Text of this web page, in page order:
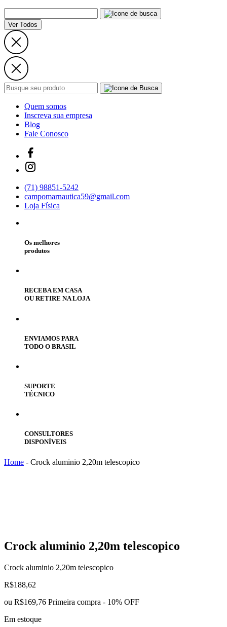
Ver Todos
Quem somos
Inscreva sua empresa
Blog
Fale Conosco
(71) 98851-5242
campomarnautica59@gmail.com
Loja Física
Os melhores
produtos
RECEBA EM CASA
OU RETIRE NA LOJA
ENVIAMOS PARA
TODO O BRASIL
SUPORTE
TÉCNICO
CONSULTORES
DISPONÍVEIS
Home - Crock aluminio 2,20m telescopico
Crockaluminio 2,20m telescopico
Crock aluminio 2,20m telescopico
R$188,62
ou R$169,76 Primeira compra - 10% OFF
Em estoque